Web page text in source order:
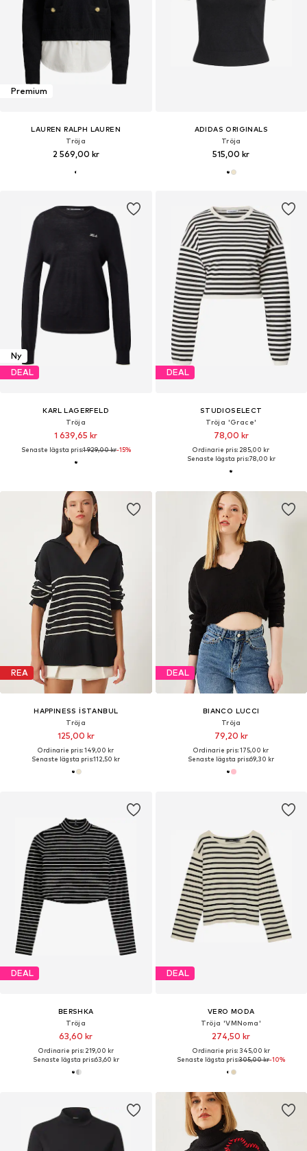
Premium
LAUREN RALPH LAUREN
Tröja
2 569,00 kr
ADIDAS ORIGINALS
Tröja
515,00 kr
Ny
DEAL
KARL LAGERFELD
Tröja
1 639,65 kr
Senaste lägsta pris:1 929,00 kr-15%
DEAL
STUDIOSELECT
Tröja 'Grace'
78,00 kr
Ordinarie pris: 285,00 kr
Senaste lägsta pris:78,00 kr
REA
HAPPINESS İSTANBUL
Tröja
125,00 kr
Ordinarie pris: 149,00 kr
Senaste lägsta pris:112,50 kr
DEAL
BIANCO LUCCI
Tröja
79,20 kr
Ordinarie pris: 175,00 kr
Senaste lägsta pris:69,30 kr
DEAL
BERSHKA
Tröja
63,60 kr
Ordinarie pris: 219,00 kr
Senaste lägsta pris:63,60 kr
DEAL
VERO MODA
Tröja 'VMNoma'
274,50 kr
Ordinarie pris: 345,00 kr
Senaste lägsta pris:305,00 kr-10%